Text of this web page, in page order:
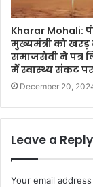
Kharar Mohali:
मुख्यमंत्री को
समाजसेवी ने पत्र
में स्वास्थ्य संकट
December 20,
Leave a Reply
Your email